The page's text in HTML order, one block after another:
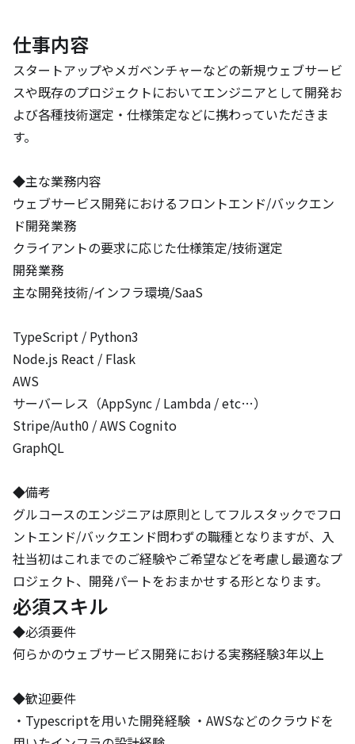
仕事内容
スタートアップやメガベンチャーなどの新規ウェブサービ
スや既存のプロジェクトにおいてエンジニアとして開発お
よび各種技術選定・仕様策定などに携わっていただきま
す。
◆主な業務内容
ウェブサービス開発におけるフロントエンド/バックエン
ド開発業務
クライアントの要求に応じた仕様策定/技術選定
開発業務
主な開発技術/インフラ環境/SaaS
TypeScript / Python3
Node.js React / Flask
AWS
サーバーレス（AppSync / Lambda / etc…）
Stripe/Auth0 / AWS Cognito
GraphQL
◆備考
グルコースのエンジニアは原則としてフルスタックでフロ
ントエンド/バックエンド問わずの職種となりますが、入
社当初はこれまでのご経験やご希望などを考慮し最適なプ
ロジェクト、開発パートをおまかせする形となります。
必須スキル
◆必須要件
何らかのウェブサービス開発における実務経験3年以上
◆歓迎要件
・Typescriptを用いた開発経験 ・AWSなどのクラウドを